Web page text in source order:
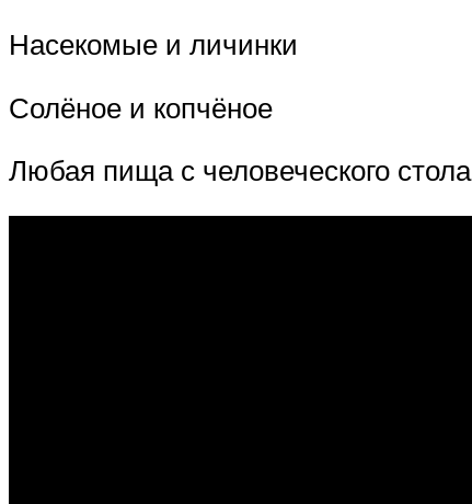
Насекомые и личинки
Солёное и копчёное
Любая пища с человеческого стола